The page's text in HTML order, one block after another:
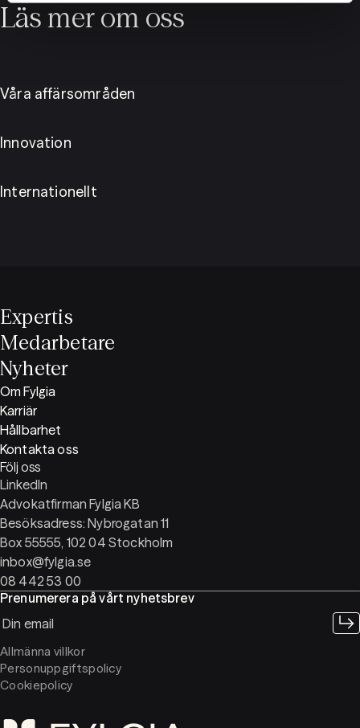
Läs mer om oss
Våra affärsområden
Innovation
Internationellt
Expertis
Medarbetare
Nyheter
Advokatfirman Fylgia KB
Besöksadress: Nybrogatan 11
Box 55555, 102 04 Stockholm
inbox@fylgia.se
08 442 53 00
Följ oss
LinkedIn
Om Fylgia
Karriär
Hållbarhet
Kontakta oss
Prenumerera på vårt nyhetsbrev
Allmänna villkor
Personuppgiftspolicy
Cookiepolicy